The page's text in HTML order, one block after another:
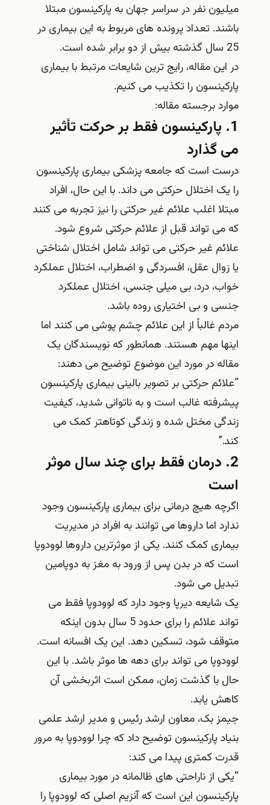
میلیون نفر در سراسر جهان به پارکینسون مبتلا
باشند. تعداد پرونده های مربوط به این بیماری در
25 سال گذشته بیش از دو برابر شده است.
در این مقاله، رایج ترین شایعات مرتبط با بیماری
پارکینسون را تکذیب می کنیم.
موارد برجسته مقاله:
1. پارکینسون فقط بر حرکت تأثیر
می گذارد
درست است که جامعه پزشکی بیماری پارکینسون
را یک اختلال حرکتی می داند. با این حال، افراد
مبتلا اغلب علائم غیر حرکتی را نیز تجربه می کنند
که می تواند قبل از علائم حرکتی شروع شود.
علائم غیر حرکتی می تواند شامل اختلال شناختی
یا زوال عقل، افسردگی و اضطراب، اختلال عملکرد
خواب، درد، بی میلی جنسی، اختلال عملکرد
جنسی و بی اختیاری روده باشد.
مردم غالباً از این علائم چشم پوشی می کنند اما
اینها مهم هستند. همانطور که نویسندگان یک
مقاله در مورد این موضوع توضیح می دهند:
“علائم حرکتی بر تصویر بالینی بیماری پارکینسون
پیشرفته غالب است و به ناتوانی شدید، کیفیت
زندگی مختل شده و زندگی کوتاهتر کمک می
کند.”
2. درمان فقط برای چند سال موثر
است
اگرچه هیچ درمانی برای بیماری پارکینسون وجود
ندارد اما داروها می توانند به افراد در مدیریت
بیماری کمک کنند. یکی از موثرترین داروها لوودوپا
است که در بدن پس از ورود به مغز به دوپامین
تبدیل می شود.
یک شایعه دیرپا وجود دارد که لوودوپا فقط می
تواند علائم را برای حدود 5 سال بدون اینکه
متوقف شود، تسکین دهد. این یک افسانه است.
لوودوپا می تواند برای دهه ها موثر باشد. با این
حال با گذشت زمان، ممکن است اثربخشی آن
کاهش یابد.
جیمز بک، معاون ارشد رئیس و مدیر ارشد علمی
بنیاد پارکینسون توضیح داد که چرا لوودوپا به مرور
قدرت کمتری پیدا می کند:
“یکی از ناراحتی های ظالمانه در مورد بیماری
پارکینسون این است که آنزیم اصلی که لوودوپا را